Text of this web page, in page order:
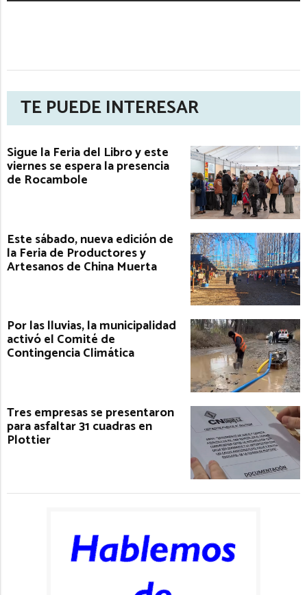
TE PUEDE INTERESAR
Sigue la Feria del Libro y este
viernes se espera la presencia
de Rocambole
Este sábado, nueva edición de
la Feria de Productores y
Artesanos de China Muerta
Por las lluvias, la municipalidad
activó el Comité de
Contingencia Climática
Tres empresas se presentaron
para asfaltar 31 cuadras en
Plottier